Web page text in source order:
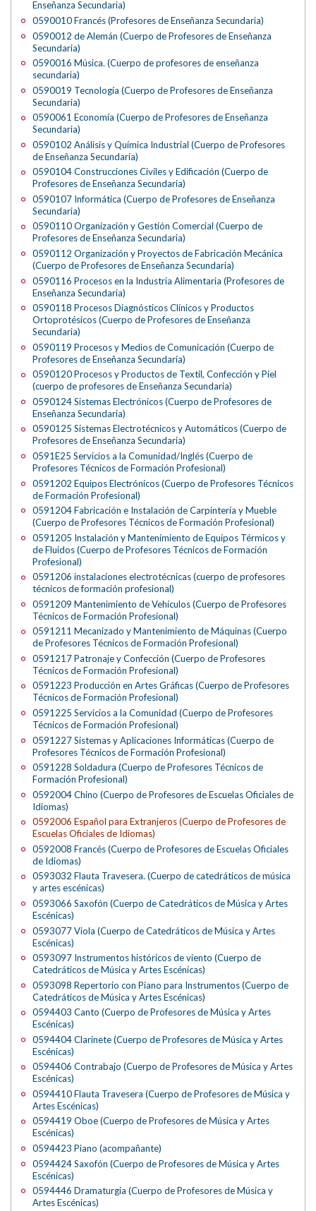
Enseñanza Secundaria)
0590010 Francés (Profesores de Enseñanza Secundaria)
0590012 de Alemán (Cuerpo de Profesores de Enseñanza
Secundaria)
0590016 Música. (Cuerpo de profesores de enseñanza
secundaria)
0590019 Tecnología (Cuerpo de Profesores de Enseñanza
Secundaria)
0590061 Economía (Cuerpo de Profesores de Enseñanza
Secundaria)
0590102 Análisis y Química Industrial (Cuerpo de Profesores
de Enseñanza Secundaria)
0590104 Construcciones Civiles y Edificación (Cuerpo de
Profesores de Enseñanza Secundaria)
0590107 Informática (Cuerpo de Profesores de Enseñanza
Secundaria)
0590110 Organización y Gestión Comercial (Cuerpo de
Profesores de Enseñanza Secundaria)
0590112 Organización y Proyectos de Fabricación Mecánica
(Cuerpo de Profesores de Enseñanza Secundaria)
0590116 Procesos en la Industria Alimentaria (Profesores de
Enseñanza Secundaria)
0590118 Procesos Diagnósticos Clínicos y Productos
Ortoprotésicos (Cuerpo de Profesores de Enseñanza
Secundaria)
0590119 Procesos y Medios de Comunicación (Cuerpo de
Profesores de Enseñanza Secundaria)
0590120 Procesos y Productos de Textil, Confección y Piel
(cuerpo de profesores de Enseñanza Secundaria)
0590124 Sistemas Electrónicos (Cuerpo de Profesores de
Enseñanza Secundaria)
0590125 Sistemas Electrotécnicos y Automáticos (Cuerpo de
Profesores de Enseñanza Secundaria)
0591E25 Servicios a la Comunidad/Inglés (Cuerpo de
Profesores Técnicos de Formación Profesional)
0591202 Equipos Electrónicos (Cuerpo de Profesores Técnicos
de Formación Profesional)
0591204 Fabricación e Instalación de Carpintería y Mueble
(Cuerpo de Profesores Técnicos de Formación Profesional)
0591205 Instalación y Mantenimiento de Equipos Térmicos y
de Fluidos (Cuerpo de Profesores Técnicos de Formación
Profesional)
0591206 instalaciones electrotécnicas (cuerpo de profesores
técnicos de formación profesional)
0591209 Mantenimiento de Vehículos (Cuerpo de Profesores
Técnicos de Formación Profesional)
0591211 Mecanizado y Mantenimiento de Máquinas (Cuerpo
de Profesores Técnicos de Formación Profesional)
0591217 Patronaje y Confección (Cuerpo de Profesores
Técnicos de Formación Profesional)
0591223 Producción en Artes Gráficas (Cuerpo de Profesores
Técnicos de Formación Profesional)
0591225 Servicios a la Comunidad (Cuerpo de Profesores
Técnicos de Formación Profesional)
0591227 Sistemas y Aplicaciones Informáticas (Cuerpo de
Profesores Técnicos de Formación Profesional)
0591228 Soldadura (Cuerpo de Profesores Técnicos de
Formación Profesional)
0592004 Chino (Cuerpo de Profesores de Escuelas Oficiales de
Idiomas)
0592006 Español para Extranjeros (Cuerpo de Profesores de
Escuelas Oficiales de Idiomas)
0592008 Francés (Cuerpo de Profesores de Escuelas Oficiales
de Idiomas)
0593032 Flauta Travesera. (Cuerpo de catedráticos de música
y artes escénicas)
0593066 Saxofón (Cuerpo de Catedráticos de Música y Artes
Escénicas)
0593077 Viola (Cuerpo de Catedráticos de Música y Artes
Escénicas)
0593097 Instrumentos históricos de viento (Cuerpo de
Catedráticos de Música y Artes Escénicas)
0593098 Repertorio con Piano para Instrumentos (Cuerpo de
Catedráticos de Música y Artes Escénicas)
0594403 Canto (Cuerpo de Profesores de Música y Artes
Escénicas)
0594404 Clarinete (Cuerpo de Profesores de Música y Artes
Escénicas)
0594406 Contrabajo (Cuerpo de Profesores de Música y Artes
Escénicas)
0594410 Flauta Travesera (Cuerpo de Profesores de Música y
Artes Escénicas)
0594419 Oboe (Cuerpo de Profesores de Música y Artes
Escénicas)
0594423 Piano (acompañante)
0594424 Saxofón (Cuerpo de Profesores de Música y Artes
Escénicas)
0594446 Dramaturgia (Cuerpo de Profesores de Música y
Artes Escénicas)